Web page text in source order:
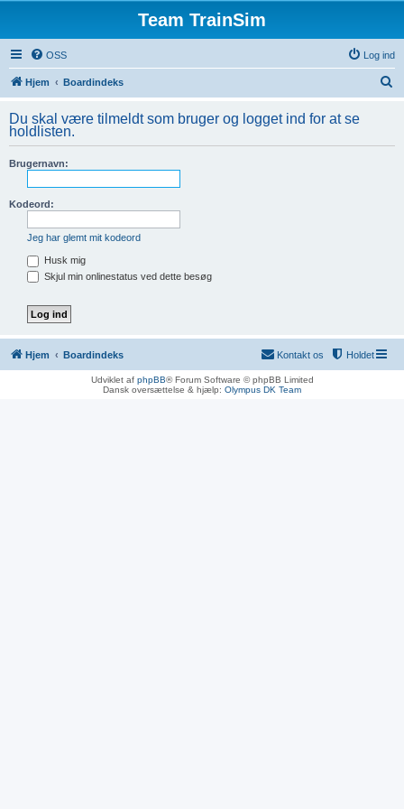
Team TrainSim
OSS Log ind
Hjem Boardindeks
Du skal være tilmeldt som bruger og logget ind for at se
holdlisten.
Brugernavn:
Kodeord:
Jeg har glemt mit kodeord
Husk mig
Skjul min onlinestatus ved dette besøg
Hjem Boardindeks Holdet
Kontakt os
Udviklet af phpBB® Forum Software © phpBB Limited
Dansk oversættelse & hjælp: Olympus DK Team